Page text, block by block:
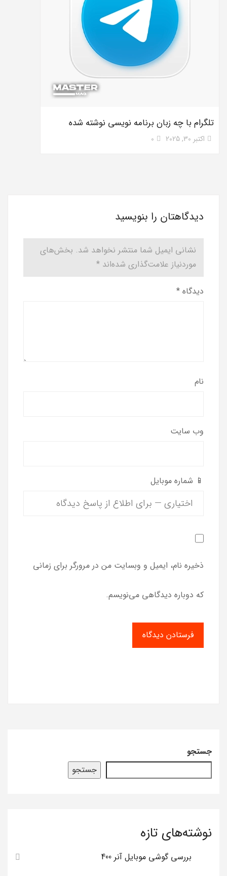
تلگرام با چه زبان برنامه نویسی نوشته شده
اکتبر 30, 2025 0
دیدگاهتان را بنویسید
نشانی ایمیل شما منتشر نخواهد شد. بخش‌های
موردنیاز علامت‌گذاری شده‌اند *
دیدگاه *
نام
وب‌ سایت
📱 شماره موبایل
ذخیره نام، ایمیل و وبسایت من در مرورگر برای زمانی
که دوباره دیدگاهی می‌نویسم.
جستجو
جستجو
نوشته‌های تازه
بررسی گوشی موبایل آنر 400